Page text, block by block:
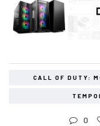
CALL OF DUTY:
0